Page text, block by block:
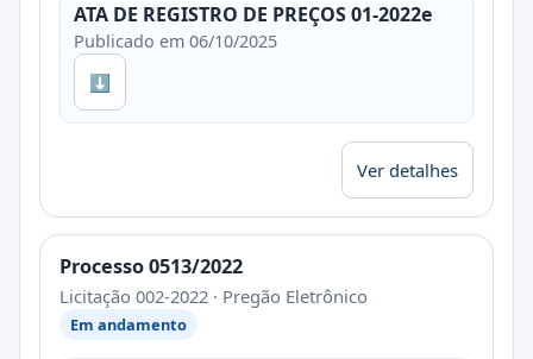
ATA DE REGISTRO DE PREÇOS 01-2022e
Publicado em 06/10/2025
⬇
Ver detalhes
Processo 0513/2022
Licitação 002-2022 · Pregão Eletrônico
Em andamento